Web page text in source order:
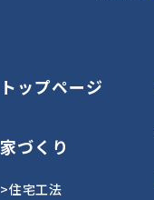
トップページ
家づくり
>住宅工法